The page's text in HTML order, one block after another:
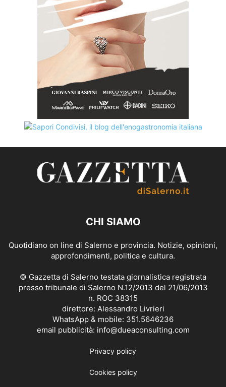
CHI SIAMO
Quotidiano on line di Salerno e provincia. Notizie, opinioni,
approfondimenti, politica e cultura.
© Gazzetta di Salerno testata giornalistica registrata
presso tribunale di Salerno N.12/2013 del 21/06/2013
n. ROC 38315
direttore: Alessandro Livrieri
WhatsApp & mobile: 351.5646236
email pubblicità: info@dueaconsulting.com
Privacy policy
Cookies policy